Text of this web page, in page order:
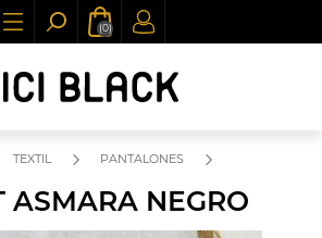
(0)
TEXTIL PANTALONES
ASMARA NEGRO